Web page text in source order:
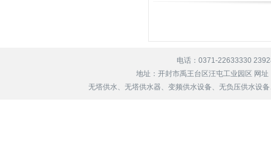
电话：0371-22633330
地址：开封市禹王台区汪屯工业园区 网址
无塔供水、无塔供水器、变频供水设备、无负压供水设